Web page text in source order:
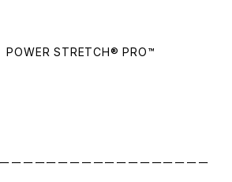
POWER STRETCH® PRO™
ーーーーーーーーーーーーーーーーー